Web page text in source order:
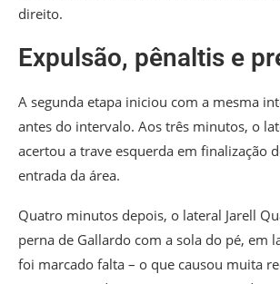
direito.
Expulsão, pênaltis e
A segunda etapa iniciou com a mesma
antes do intervalo. Aos três minutos, o
acertou a trave esquerda em finalização
entrada da área.
Quatro minutos depois, o lateral Jarell
perna de Gallardo com a sola do pé, em
foi marcado falta – o que causou muita